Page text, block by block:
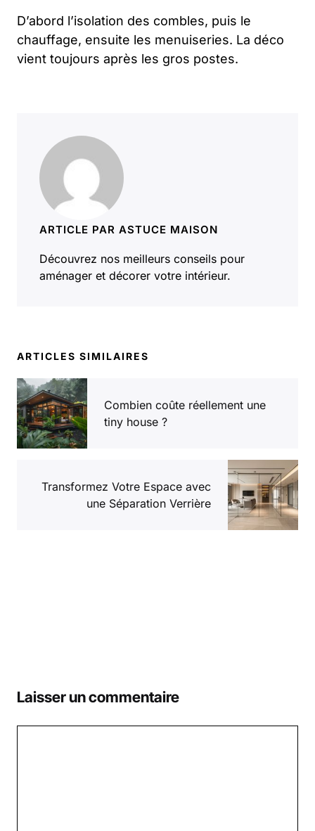
D’abord l’isolation des combles, puis le
chauffage, ensuite les menuiseries. La déco
vient toujours après les gros postes.
ARTICLE PAR ASTUCE MAISON
Découvrez nos meilleurs conseils pour
aménager et décorer votre intérieur.
ARTICLES SIMILAIRES
Combien coûte réellement une
tiny house ?
Transformez Votre Espace avec
une Séparation Verrière
Laisser un commentaire